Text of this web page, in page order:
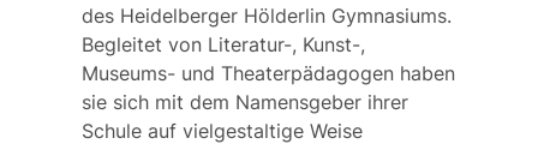
des Heidelberger Hölderlin Gymnasiums.
Begleitet von Literatur-, Kunst-,
Museums- und Theaterpädagogen haben
sie sich mit dem Namensgeber ihrer
Schule auf vielgestaltige Weise